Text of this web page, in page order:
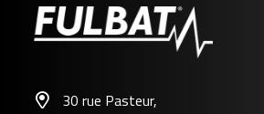
30 rue Pasteur,